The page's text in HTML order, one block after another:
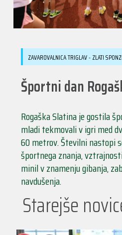
ZAVAROVALNICA TRIGLAV - ZLATI
Športni dan
Rogaška Slatina je gostila
mladi tekmovali v igri med
60 metrov. Številni nastopi
športnega znanja,
minil v znamenju gibanja,
navdušenja.
Starejše